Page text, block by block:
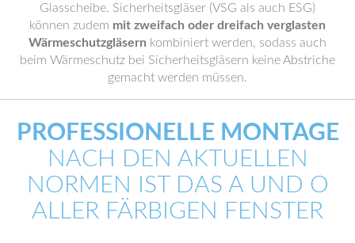
Glasscheibe. Sicherheitsgläser (VSG als auch ESG)
können zudem mit zweifach oder dreifach verglasten
Wärmeschutzgläsern kombiniert werden, sodass auch
beim Wärmeschutz bei Sicherheitsgläsern keine Abstriche
gemacht werden müssen.
PROFESSIONELLE MONTAGE
NACH DEN AKTUELLEN
NORMEN IST DAS A UND O
ALLER FÄRBIGEN FENSTER